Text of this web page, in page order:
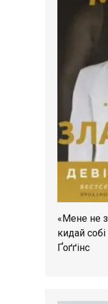
«Мене не
кидай
Ґоґґінс